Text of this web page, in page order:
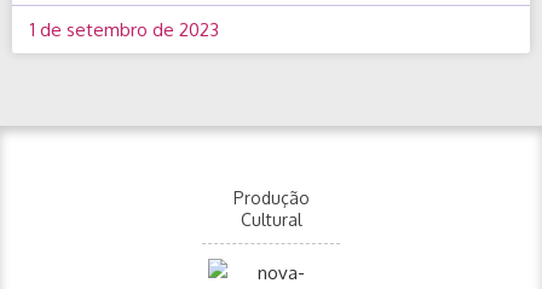
1 de setembro de 2023
Produção
Cultural